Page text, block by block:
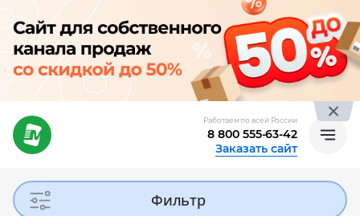
Работаем по всей России
8 800 555-63-42
Заказать сайт
Фильтр